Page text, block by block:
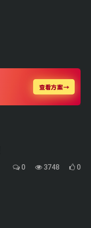
0 3748 0